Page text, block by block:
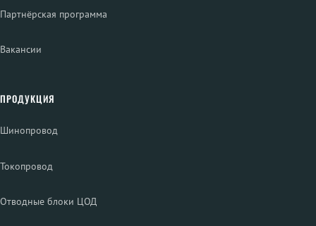
Партнёрская программа
Вакансии
ПРОДУКЦИЯ
Шинопровод
Токопровод
Отводные блоки ЦОД